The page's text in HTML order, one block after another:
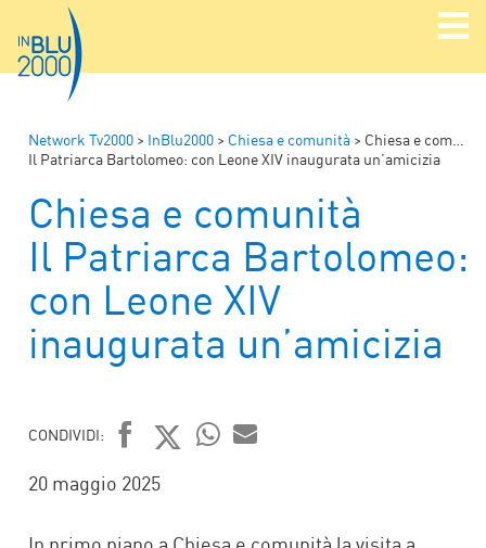
Network Tv2000 > InBlu2000 > Chiesa e comunità > Chiesa e comunità
Il Patriarca Bartolomeo: con Leone XIV inaugurata un’amicizia
Chiesa e comunità
Il Patriarca Bartolomeo:
con Leone XIV
inaugurata un’amicizia
CONDIVIDI:
FACEBOOK
TWITTER
20 maggio 2025